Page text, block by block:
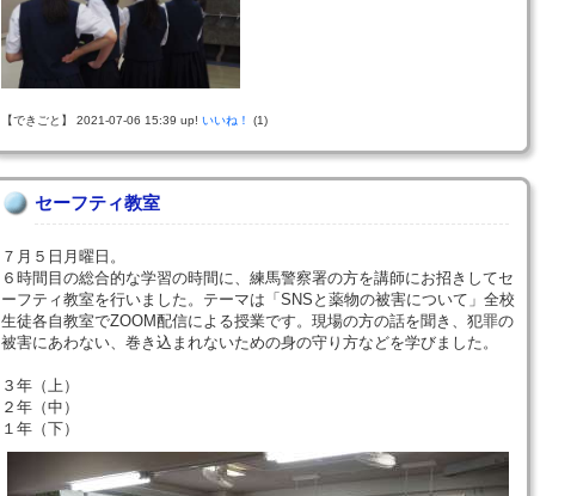
【できごと】 2021-07-06 15:39 up! いいね！ (1)
セーフティ教室
７月５日月曜日。
６時間目の総合的な学習の時間に、練馬警察署の方を講師にお招きしてセ
ーフティ教室を行いました。テーマは「SNSと薬物の被害について」全校
生徒各自教室でZOOM配信による授業です。現場の方の話を聞き、犯罪の
被害にあわない、巻き込まれないための身の守り方などを学びました。
３年（上）
２年（中）
１年（下）